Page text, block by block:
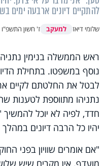
להתקיים דיונים ארבעה ימים
שלומי דיאז למעקב ז' חשון התשפ"ו
ראש הממשלה בנימין
נוסף במשפטו. בתחילת
לבטל את החלטתם לקיים
נתניהו מתווספת לטענות
חדד, לפיה לא יוכל
יהיו כל הרבה דיונים
"אם אומרים שוויון בפני
מועדף. אין מקרים שיש